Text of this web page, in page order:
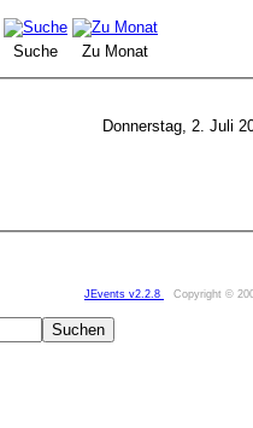
Suche
Zu Monat
Donnerstag, 2. Juli
JEvents v2.2.8 Copyright ©